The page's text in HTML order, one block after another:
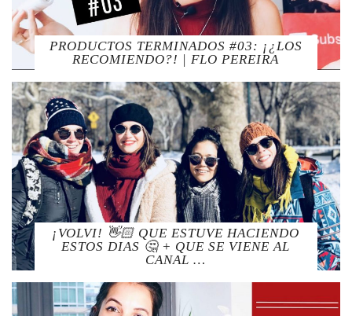
PRODUCTOS TERMINADOS #03: ¡¿LOS
RECOMIENDO?! | FLO PEREIRA
¡VOLVI! 👋🏻 QUE ESTUVE HACIENDO
ESTOS DIAS 🤔 + QUE SE VIENE AL
CANAL …